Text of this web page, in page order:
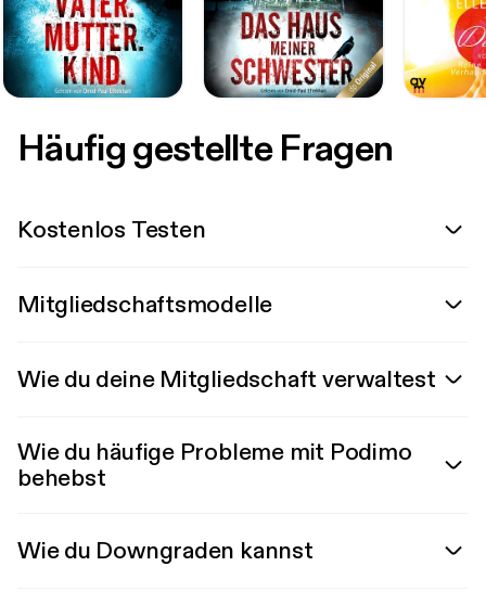
Häufig gestellte Fragen
Kostenlos Testen
Mitgliedschaftsmodelle
Wie du deine Mitgliedschaft verwaltest
Wie du häufige Probleme mit Podimo
behebst
Wie du Downgraden kannst